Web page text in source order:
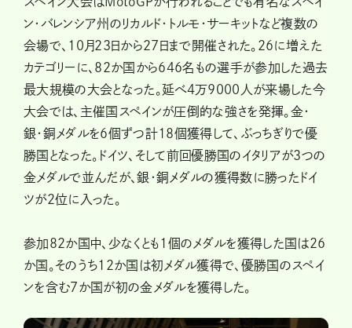
ン・バレンシア州のリカルド・トルモ・サーキットなど複数の
会場で、10月23日から27日まで開催された。26に増えた
カテゴリーに、82か国から646名もの選手が参加した過去
最大規模の大会となった。延べ4万9000人が来場した今
大会では、主催国スペインが圧倒的な強さを発揮。金・
銀・銅メダルを６個ずつ計18個獲得して、ぶっちぎりで優
勝国となった。ドイツ、そして前回優勝国のイタリアが３つの
金メダルで並んだが、銀・銅メダルの獲得数に勝ったドイ
ツが2位に入った。
参加82か国中、少なくとも1個のメダルを獲得した国は26
か国。そのうち12か国は初メダル獲得で、優勝国のスペイ
ンを含む7か国が初の金メダルを獲得した。